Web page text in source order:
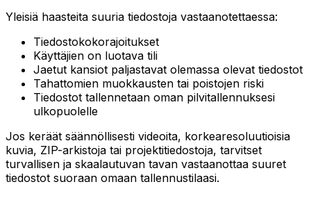
Yleisiä haasteita suuria tiedostoja vastaanotettaessa:
Tiedostokokorajoitukset
Käyttäjien on luotava tili
Jaetut kansiot paljastavat olemassa olevat tiedostot
Tahattomien muokkausten tai poistojen riski
Tiedostot tallennetaan oman pilvitallennuksesi
ulkopuolelle
Jos keräät säännöllisesti videoita, korkearesoluutioisia
kuvia, ZIP-arkistoja tai projektitiedostoja, tarvitset
turvallisen ja skaalautuvan tavan vastaanottaa suuret
tiedostot suoraan omaan tallennustilaasi.